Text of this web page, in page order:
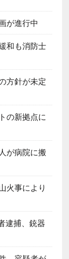
が進行中
和も消防士
方針が未定
の新拠点に
が病院に搬
火事により
逮捕、銃器